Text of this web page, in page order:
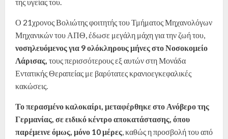
της υγείας του.
Ο 21χρονος Βολιώτης φοιτητής του Τμήματος Μηχανολόγων
Μηχανικών του ΑΠΘ, έδωσε μεγάλη μάχη για την ζωή του,
νοσηλευόμενος για 9 ολόκληρους μήνες στο Νοσοκομείο
Λάρισας, τους περισσότερους εξ αυτών στη Μονάδα
Εντατικής Θεραπείας με βαρύτατες κρανιοεγκεφαλικές
κακώσεις.
Το περασμένο καλοκαίρι, μεταφέρθηκε στο Ανόβερο της
Γερμανίας, σε ειδικό κέντρο αποκατάστασης, όπου
παρέμεινε όμως, μόνο 10 μέρες, καθώς η προσβολή του από